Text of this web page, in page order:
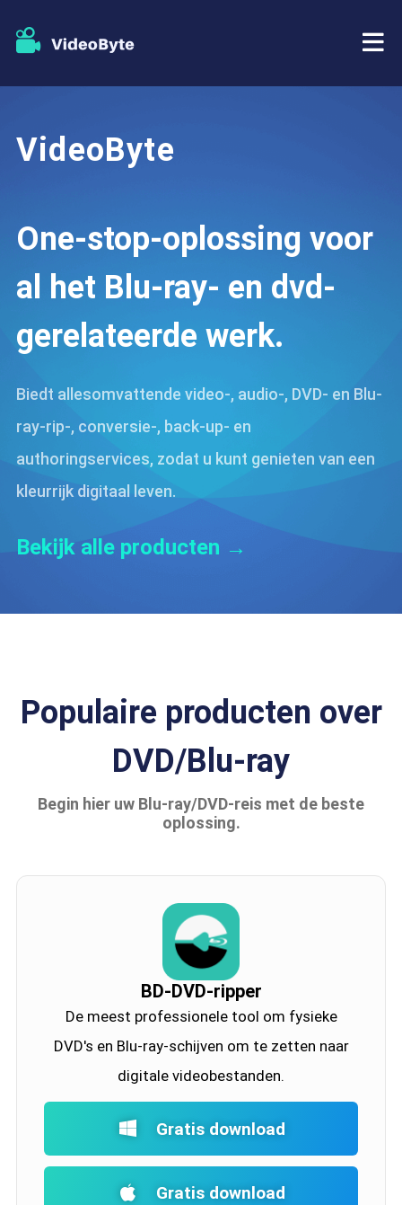
BD-DVD-ripper
Blu-ray-kopie
Winkel
Steun
VideoByte
One-stop-oplossing voor
al het Blu-ray- en dvd-
gerelateerde werk.
Biedt allesomvattende video-, audio-, DVD- en Blu-
ray-rip-, conversie-, back-up- en
authoringservices, zodat u kunt genieten van een
kleurrijk digitaal leven.
Bekijk alle producten →
Populaire producten over
DVD/Blu-ray
Begin hier uw Blu-ray/DVD-reis met de beste
oplossing.
BD-DVD-ripper
De meest professionele tool om fysieke
DVD's en Blu-ray-schijven om te zetten naar
digitale videobestanden.
Gratis download
Gratis download